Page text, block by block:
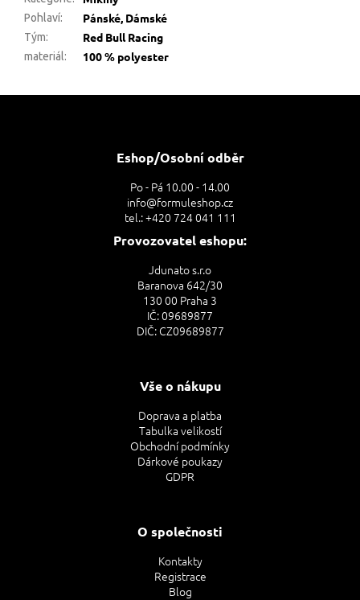
Pohlaví: Pánské, Dámské
Tým: Red Bull Racing
materiál: 100 % polyester
Eshop/Osobní odběr
Po - Pá 10.00 - 14.00
info@formuleshop.cz
tel.: +420 724 041 111
Provozovatel eshopu:
Jdunato s.r.o
Baranova 642/30
130 00 Praha 3
IČ: 09689877
DIČ: CZ09689877
Vše o nákupu
Doprava a platba
Tabulka velikostí
Obchodní podmínky
Dárkové poukazy
GDPR
O společnosti
Kontakty
Registrace
Blog